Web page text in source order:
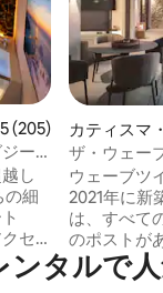
ュー205件、5つ星
5 (205)
ー
し
の細
セ
ス
カティスマ
ザ・ウェー
ィラ カティ
ウェーブツ
2021年に新
は、すべて
のポストが
無制限に見
Kathismaビ
タルで